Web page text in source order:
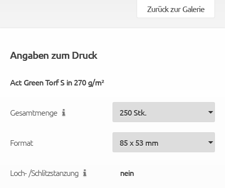
Zurück zur Galerie
Angaben zum Druck
Act Green Torf S in 270 g/m²
Gesamtmenge
Format
Loch- /Schlitzstanzung